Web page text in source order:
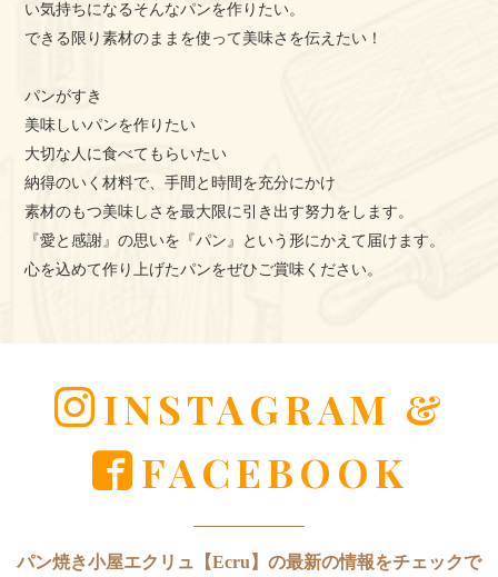
い気持ちになるそんなパンを作りたい。
できる限り素材のままを使って美味さを伝えたい！
パンがすき
美味しいパンを作りたい
大切な人に食べてもらいたい
納得のいく材料で、手間と時間を充分にかけ
素材のもつ美味しさを最大限に引き出す努力をします。
『愛と感謝』の思いを『パン』という形にかえて届けます。
心を込めて作り上げたパンをぜひご賞味ください。
INSTAGRAM &
FACEBOOK
パン焼き小屋エクリュ【Ecru】の最新の情報をチェックで